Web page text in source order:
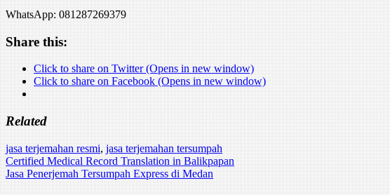
WhatsApp: 081287269379
Share this:
Click to share on Twitter (Opens in new window)
Click to share on Facebook (Opens in new window)
Related
jasa terjemahan resmi,jasa terjemahan tersumpah
Post
navigation
Certified Medical Record Translation in Balikpapan
Jasa Penerjemah Tersumpah Express di Medan